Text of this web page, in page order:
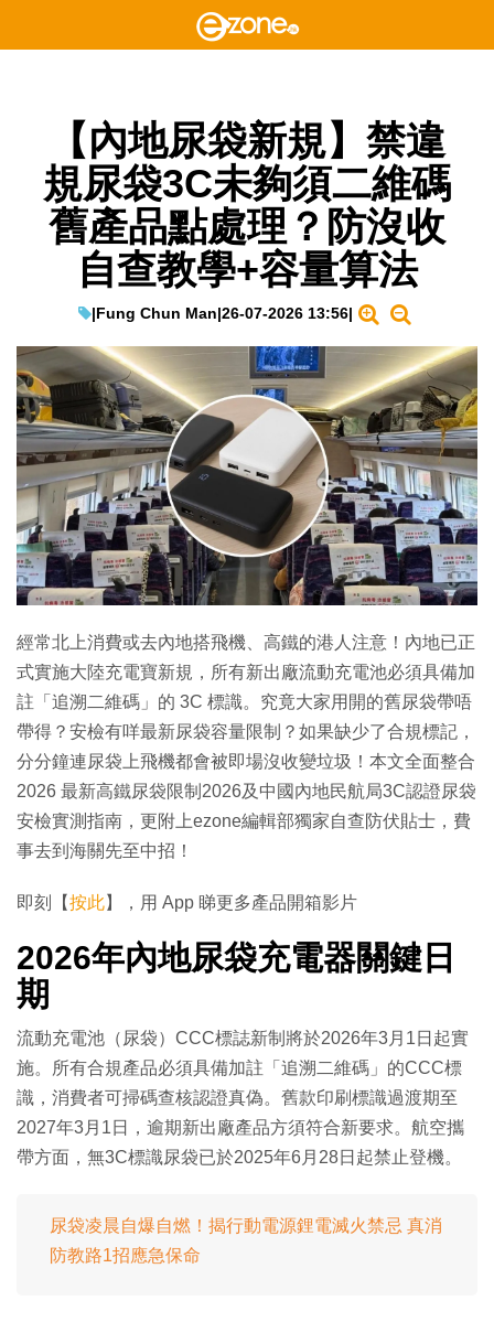
【內地尿袋新規】禁違
規尿袋3C未夠須二維碼
舊產品點處理？防沒收
自查教學+容量算法
|Fung Chun Man|26-07-2026 13:56|
經常北上消費或去內地搭飛機、高鐵的港人注意！內地已正
式實施大陸充電寶新規，所有新出廠流動充電池必須具備加
註「追溯二維碼」的 3C 標識。究竟大家用開的舊尿袋帶唔
帶得？安檢有咩最新尿袋容量限制？如果缺少了合規標記，
分分鐘連尿袋上飛機都會被即場沒收變垃圾！本文全面整合
2026 最新高鐵尿袋限制2026及中國內地民航局3C認證尿袋
安檢實測指南，更附上ezone編輯部獨家自查防伏貼士，費
事去到海關先至中招！
即刻【按此】，用 App 睇更多產品開箱影片
2026年內地尿袋充電器關鍵日
期
流動充電池（尿袋）CCC標誌新制將於2026年3月1日起實
施。所有合規產品必須具備加註「追溯二維碼」的CCC標
識，消費者可掃碼查核認證真偽。舊款印刷標識過渡期至
2027年3月1日，逾期新出廠產品方須符合新要求。航空攜
帶方面，無3C標識尿袋已於2025年6月28日起禁止登機。
尿袋凌晨自爆自燃！揭行動電源鋰電滅火禁忌 真消
防教路1招應急保命